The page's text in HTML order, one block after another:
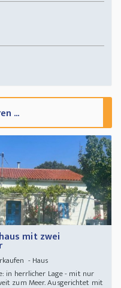
...
mit zwei
- Haus
in herrlicher Lage - mit nur
zum Meer. Ausgerichtet mit